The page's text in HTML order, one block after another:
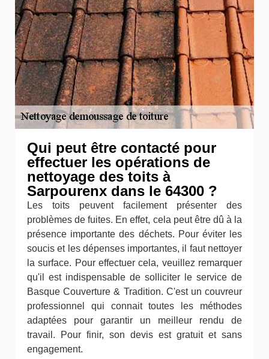
Qui peut être contacté pour
effectuer les opérations de
nettoyage des toits à
Sarpourenx dans le 64300 ?
Les toits peuvent facilement présenter des
problèmes de fuites. En effet, cela peut être dû à la
présence importante des déchets. Pour éviter les
soucis et les dépenses importantes, il faut nettoyer
la surface. Pour effectuer cela, veuillez remarquer
qu'il est indispensable de solliciter le service de
Basque Couverture & Tradition. C'est un couvreur
professionnel qui connait toutes les méthodes
adaptées pour garantir un meilleur rendu de
travail. Pour finir, son devis est gratuit et sans
engagement.